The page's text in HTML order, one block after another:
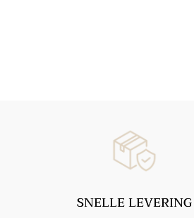
SNELLE LEVERING